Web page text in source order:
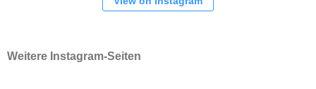
Weitere Instagram-Seiten